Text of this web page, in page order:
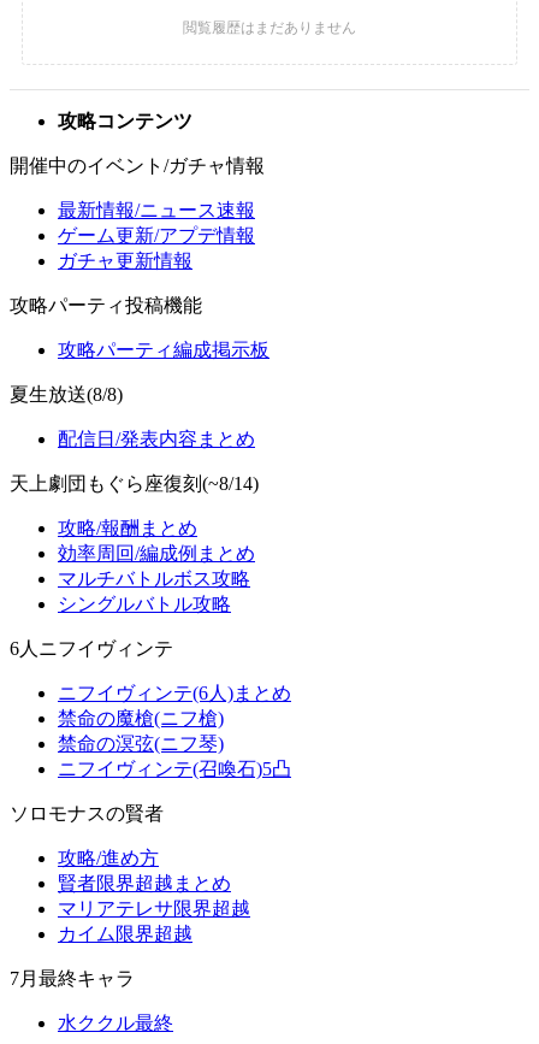
攻略コンテンツ
開催中のイベント/ガチャ情報
最新情報/ニュース速報
ゲーム更新/アプデ情報
ガチャ更新情報
攻略パーティ投稿機能
攻略パーティ編成掲示板
夏生放送(8/8)
配信日/発表内容まとめ
天上劇団もぐら座復刻(~8/14)
攻略/報酬まとめ
効率周回/編成例まとめ
マルチバトルボス攻略
シングルバトル攻略
6人ニフイヴィンテ
ニフイヴィンテ(6人)まとめ
禁命の魔槍(ニフ槍)
禁命の溟弦(ニフ琴)
ニフイヴィンテ(召喚石)5凸
ソロモナスの賢者
攻略/進め方
賢者限界超越まとめ
マリアテレサ限界超越
カイム限界超越
7月最終キャラ
水ククル最終